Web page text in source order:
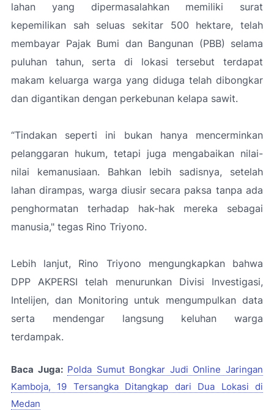
lahan yang dipermasalahkan memiliki surat
kepemilikan sah seluas sekitar 500 hektare, telah
membayar Pajak Bumi dan Bangunan (PBB) selama
puluhan tahun, serta di lokasi tersebut terdapat
makam keluarga warga yang diduga telah dibongkar
dan digantikan dengan perkebunan kelapa sawit.
“Tindakan seperti ini bukan hanya mencerminkan
pelanggaran hukum, tetapi juga mengabaikan nilai-
nilai kemanusiaan. Bahkan lebih sadisnya, setelah
lahan dirampas, warga diusir secara paksa tanpa ada
penghormatan terhadap hak-hak mereka sebagai
manusia," tegas Rino Triyono.
Lebih lanjut, Rino Triyono mengungkapkan bahwa
DPP AKPERSI telah menurunkan Divisi Investigasi,
Intelijen, dan Monitoring untuk mengumpulkan data
serta mendengar langsung keluhan warga
terdampak.
Baca Juga: Polda Sumut Bongkar Judi Online Jaringan
Kamboja, 19 Tersangka Ditangkap dari Dua Lokasi di
Medan